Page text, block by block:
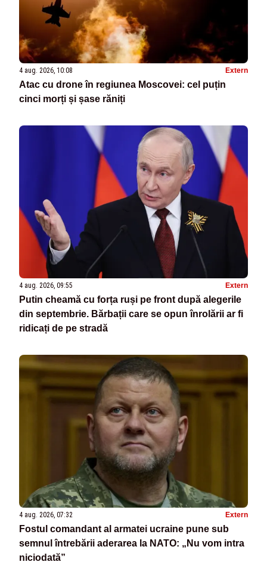
4 aug. 2026, 10:08 Extern
Atac cu drone în regiunea Moscovei: cel puțin
cinci morți și șase răniți
4 aug. 2026, 09:55 Extern
Putin cheamă cu forța ruși pe front după alegerile
din septembrie. Bărbații care se opun înrolării ar fi
ridicați de pe stradă
4 aug. 2026, 07:32 Extern
Fostul comandant al armatei ucraine pune sub
semnul întrebării aderarea la NATO: „Nu vom intra
niciodată”